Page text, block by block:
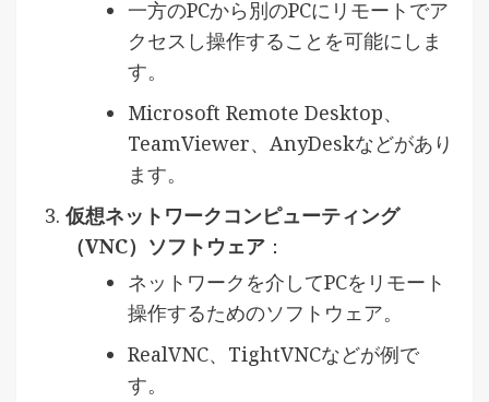
一方のPCから別のPCにリモートでア
クセスし操作することを可能にしま
す。
Microsoft Remote Desktop、
TeamViewer、AnyDeskなどがあり
ます。
仮想ネットワークコンピューティング
（VNC）ソフトウェア ：
ネットワークを介してPCをリモート
操作するためのソフトウェア。
RealVNC、TightVNCなどが例で
す。